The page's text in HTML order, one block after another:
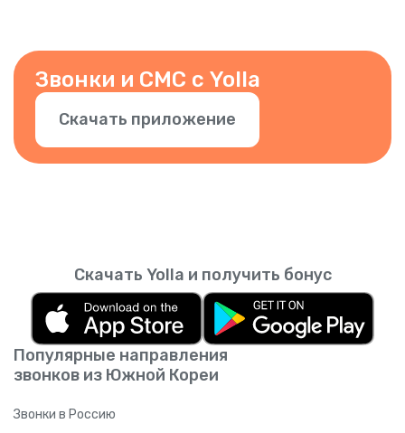
Звонки и СМС с Yolla
Скачать приложение
Популярные направления
звонков из Южной Кореи
Звонки в Россию
Скачать Yolla и получить бонус